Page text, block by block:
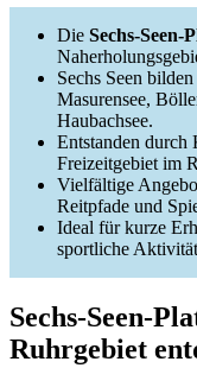
Die Sechs-Seen-
Sechs Seen
Masurensee,
Haubachsee.
Entstanden durch
Freizeitgebiet im
Vielfältige
Reitpfade und
Ideal für kurze
sportliche
Sechs-Seen-
Ruhrgebiet